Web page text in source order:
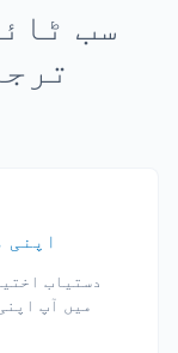
سب
اپنی
دستیاب
میں آپ